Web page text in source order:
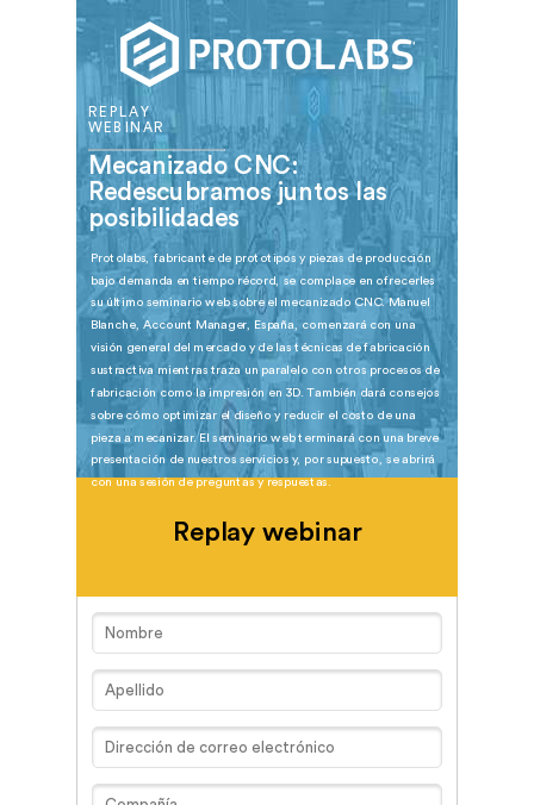
Replay webinar
Mecanizado CNC:
Redescubramos juntos las
posibilidades
Protolabs, fabricante de prototipos y piezas de producción
bajo demanda en tiempo récord, se complace en ofrecerles
su último seminario web sobre el mecanizado CNC. Manuel
Blanche, Account Manager, España, comenzará con una
visión general del mercado y de las técnicas de fabricación
sustractiva mientras traza un paralelo con otros procesos de
fabricación como la impresión en 3D. También dará consejos
sobre cómo optimizar el diseño y reducir el costo de una
pieza a mecanizar. El seminario web terminará con una breve
presentación de nuestros servicios y, por supuesto, se abrirá
con una sesión de preguntas y respuestas.
REPLAY
WEBINAR